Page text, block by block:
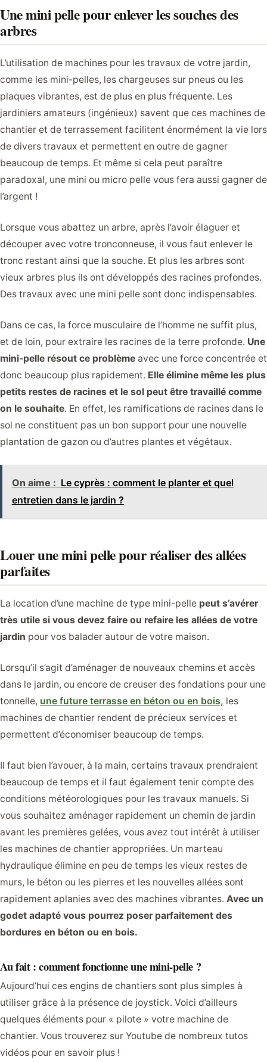
Une mini pelle pour enlever les souches des
arbres
L’utilisation de machines pour les travaux de votre jardin,
comme les mini-pelles, les chargeuses sur pneus ou les
plaques vibrantes, est de plus en plus fréquente. Les
jardiniers amateurs (ingénieux) savent que ces machines de
chantier et de terrassement facilitent énormément la vie lors
de divers travaux et permettent en outre de gagner
beaucoup de temps. Et même si cela peut paraître
paradoxal, une mini ou micro pelle vous fera aussi gagner de
l’argent !
Lorsque vous abattez un arbre, après l’avoir élaguer et
découper avec votre tronconneuse, il vous faut enlever le
tronc restant ainsi que la souche. Et plus les arbres sont
vieux arbres plus ils ont développés des racines profondes.
Des travaux avec une mini pelle sont donc indispensables.
Dans ce cas, la force musculaire de l’homme ne suffit plus,
et de loin, pour extraire les racines de la terre profonde. Une
mini-pelle résout ce problème avec une force concentrée et
donc beaucoup plus rapidement. Elle élimine même les plus
petits restes de racines et le sol peut être travaillé comme
on le souhaite. En effet, les ramifications de racines dans le
sol ne constituent pas un bon support pour une nouvelle
plantation de gazon ou d’autres plantes et végétaux.
On aime : Le cyprès : comment le planter et quel
entretien dans le jardin ?
Louer une mini pelle pour réaliser des allées
parfaites
La location d’une machine de type mini-pelle peut s’avérer
très utile si vous devez faire ou refaire les allées de votre
jardin pour vos balader autour de votre maison.
Lorsqu’il s’agit d’aménager de nouveaux chemins et accès
dans le jardin, ou encore de creuser des fondations pour une
tonnelle, une future terrasse en béton ou en bois, les
machines de chantier rendent de précieux services et
permettent d’économiser beaucoup de temps.
Il faut bien l’avouer, à la main, certains travaux prendraient
beaucoup de temps et il faut également tenir compte des
conditions météorologiques pour les travaux manuels. Si
vous souhaitez aménager rapidement un chemin de jardin
avant les premières gelées, vous avez tout intérêt à utiliser
les machines de chantier appropriées. Un marteau
hydraulique élimine en peu de temps les vieux restes de
murs, le béton ou les pierres et les nouvelles allées sont
rapidement aplanies avec des machines vibrantes. Avec un
godet adapté vous pourrez poser parfaitement des
bordures en béton ou en bois.
Au fait : comment fonctionne une mini-pelle ?
Aujourd’hui ces engins de chantiers sont plus simples à
utiliser grâce à la présence de joystick. Voici d’ailleurs
quelques éléments pour « pilote » votre machine de
chantier. Vous trouverez sur Youtube de nombreux tutos
vidéos pour en savoir plus !